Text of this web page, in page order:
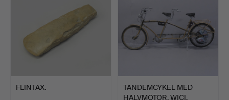
FLINTAX.
TANDEMCYKEL MED
HALVMOTOR, WICI,